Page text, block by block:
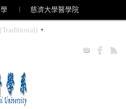
︱ 慈濟大學醫學院
▼